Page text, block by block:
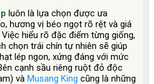
luôn là lựa chọn được ưa
hương vị béo ngọt rõ rệt và giá
hiểu rõ đặc điểm từng giống,
chọn trái chín tự nhiên sẽ giúp
lép ngon, xứng đáng với mức
cạnh sầu riêng ruột đỏ độc
và Musang King cũng là những